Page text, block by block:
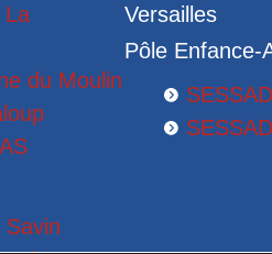
La
du Moulin
Savin
Versailles
Pôle Enfance-